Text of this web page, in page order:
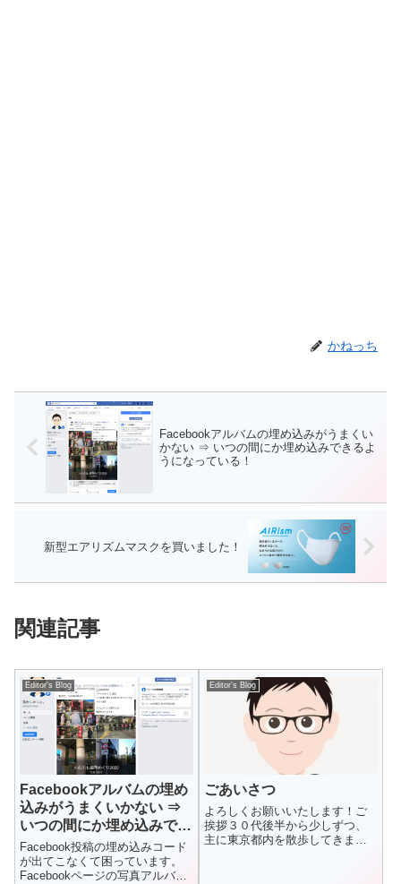
かねっち
Facebookアルバムの埋め込みがうまくい
かない ⇒ いつの間にか埋め込みできるよ
うになっている！
新型エアリズムマスクを買いました！
関連記事
Editor's Blog
Facebookアルバムの埋め
込みがうまくいかない ⇒
いつの間にか埋め込みでき
るようになっている！
Facebook投稿の埋め込みコード
が出てこなくて困っています。
Facebookページの写真アルバ
Editor's Blog
ごあいさつ
よろしくお願いいたします！ご
挨拶３０代後半から少しずつ、
主に東京都内を散歩してきまし